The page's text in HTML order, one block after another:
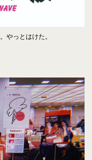
やっとはけた。